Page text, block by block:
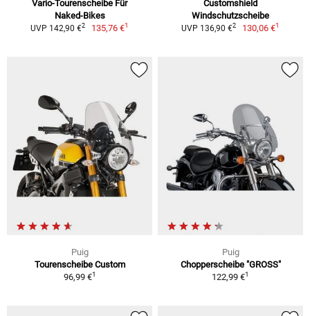
Vario-Tourenscheibe Für
Naked-Bikes
UVP 142,90 €2 135,76 €1
Customshield
Windschutzscheibe
UVP 136,90 €2 130,06 €1
Puig
Tourenscheibe Custom
96,99 €1
Puig
Chopperscheibe "GROSS"
122,99 €1